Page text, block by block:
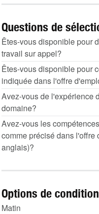
Questions de
Êtes-vous disponible pour
travail sur appel?
Êtes-vous disponible pour
indiquée dans l'offre
Avez-vous de l'expérience
domaine?
Avez-vous les
comme précisé dans l'offre
anglais)?
Options de
Matin